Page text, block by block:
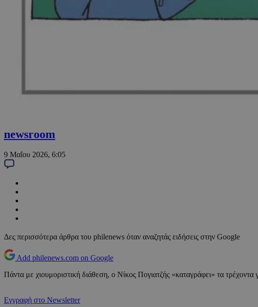
newsroom
9 Μαΐου 2026, 6:05
Δες περισσότερα άρθρα του philenews όταν αναζητάς ειδήσεις στην Google
Add philenews.com on Google
Πάντα με χιουμοριστική διάθεση, ο Νίκος Πογιατζής «καταγράφει» τα
Εγγραφή στο Newsletter